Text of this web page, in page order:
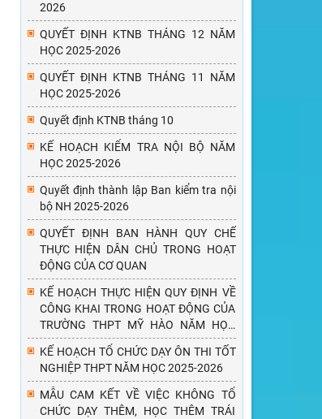
2026
QUYẾT ĐỊNH KTNB THÁNG 12 NĂM
HỌC 2025-2026
QUYẾT ĐỊNH KTNB THÁNG 11 NĂM
HỌC 2025-2026
Quyết định KTNB tháng 10
KẾ HOẠCH KIỂM TRA NỘI BỘ NĂM
HỌC 2025-2026
Quyết định thành lập Ban kiểm tra nội
bộ NH 2025-2026
QUYẾT ĐỊNH BAN HÀNH QUY CHẾ
THỰC HIỆN DÂN CHỦ TRONG HOẠT
ĐỘNG CỦA CƠ QUAN
KẾ HOẠCH THỰC HIỆN QUY ĐỊNH VỀ
CÔNG KHAI TRONG HOẠT ĐỘNG CỦA
TRƯỜNG THPT MỸ HÀO NĂM HỌC
2025 - 2026
KẾ HOẠCH TỔ CHỨC DẠY ÔN THI TỐT
NGHIỆP THPT NĂM HỌC 2025-2026
MẪU CAM KẾT VỀ VIỆC KHÔNG TỔ
CHỨC DẠY THÊM, HỌC THÊM TRÁI